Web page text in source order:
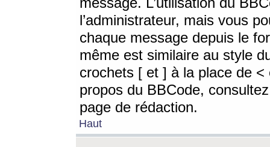
l’administrateur, mais vous
chaque message depuis le
même est similaire au style
crochets [ et ] à la place de <
propos du BBCode,
page de rédaction.
Haut